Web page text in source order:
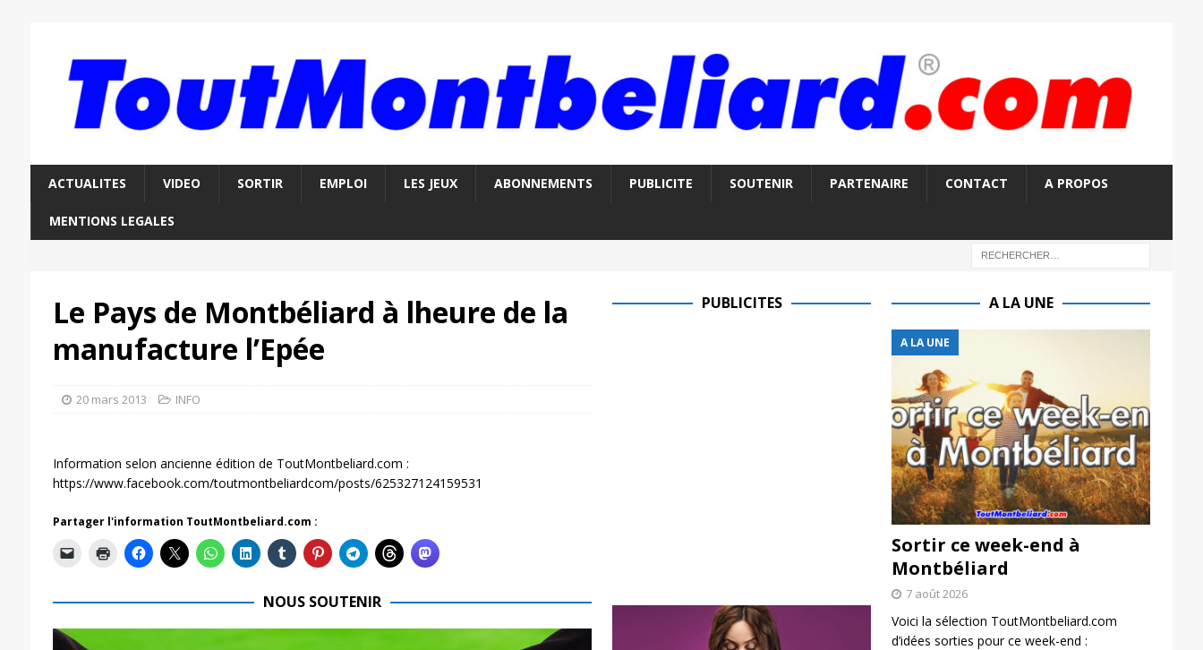
ACTUALITES VIDEO SORTIR EMPLOI LES JEUX ABONNEMENTS PUBLICITE SOUTENIR PARTENAIRE CONTACT A PROPOS
MENTIONS LEGALES
Le Pays de Montbéliard à lheure de la
manufacture l’Epée
20 mars 2013 INFO
Information selon ancienne édition de ToutMontbeliard.com :
https://www.facebook.com/toutmontbeliardcom/posts/625327124159531
Partager l'information ToutMontbeliard.com :
NOUS SOUTENIR
PUBLICITES A LA UNE
A LA UNE
Sortir ce week-end à
Montbéliard
7 août 2026
Voici la sélection ToutMontbeliard.com
d’idées sorties pour ce week-end :